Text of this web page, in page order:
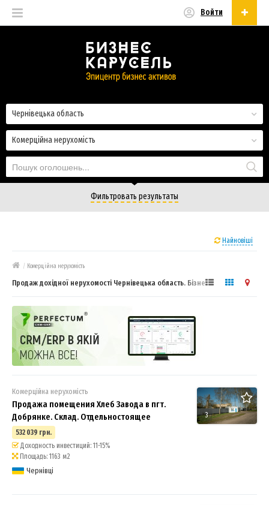
Войти
Комерційна нерухомість
Чернівецька область
Фильтровать результаты
Найновіші
/ Комерційна нерухомість
Продаж дохідної нерухомості Чернівецька область. Бізнес спільнота.
3
Комерційна нерухомість
Продажа помещения Хлеб Завода в пгт.
Добрянке. Склад. Отдельностоящее
532 039 грн.
Доходность инвестиций: 11-15%
Площадь: 1163 м2
Чернівці